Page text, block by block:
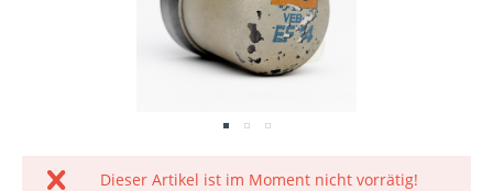
Dieser Artikel ist im Moment nicht vorrätig!